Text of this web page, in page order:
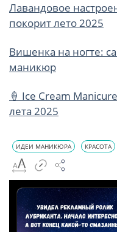
Лавандовое
покорит лето 2025
Вишенка на ногте:
маникюр
🍦 Ice Cream
лета 2025
ИДЕИ МАНИКЮРА КРАСОТА